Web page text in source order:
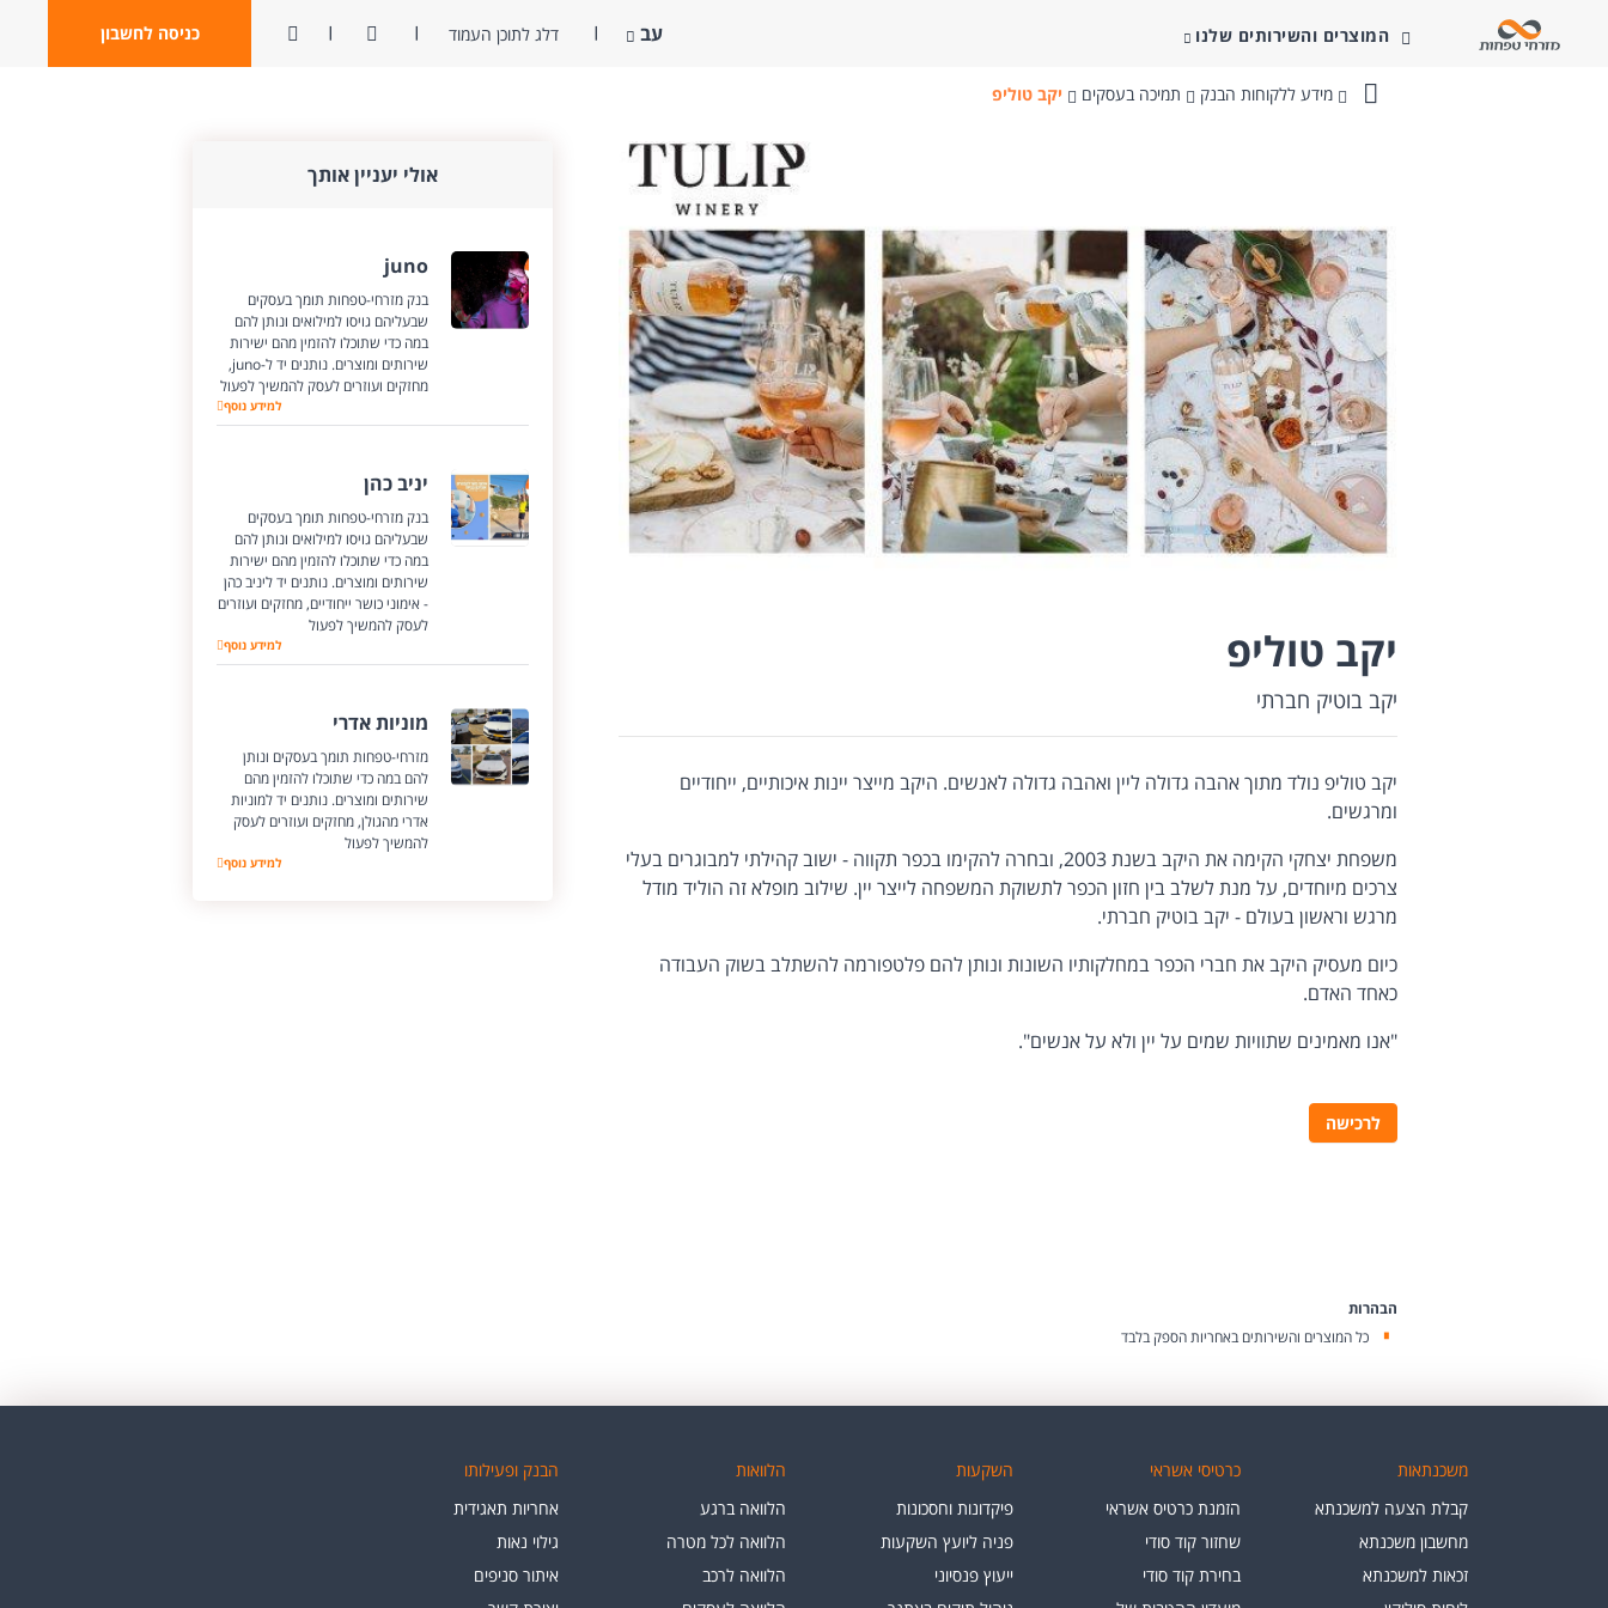
ניגודיות כניסה לחשבוןפתח חיפוש דלג לתוכן העמוד עב המוצרים והשירותים שלנו
מידע ללקוחות הבנק תמיכה בעסקים יקב טוליפ
יקב טוליפ
יקב בוטיק חברתי
יקב טוליפ נולד מתוך אהבה גדולה ליין ואהבה גדולה לאנשים. היקב מייצר יינות איכותיים, ייחודיים
ומרגשים.
משפחת יצחקי הקימה את היקב בשנת 2003, ובחרה להקימו בכפר תקווה - ישוב קהילתי למבוגרים בעלי
צרכים מיוחדים, על מנת לשלב בין חזון הכפר לתשוקת המשפחה לייצר יין. שילוב מופלא זה הוליד מודל
מרגש וראשון בעולם - יקב בוטיק חברתי.
כיום מעסיק היקב את חברי הכפר במחלקותיו השונות ונותן להם פלטפורמה להשתלב בשוק העבודה
כאחד האדם.
"אנו מאמינים שתוויות שמים על יין ולא על אנשים".
לרכישה
הבהרות
כל המוצרים והשירותים באחריות הספק בלבד
אולי יעניין אותך
juno
בנק מזרחי-טפחות תומך בעסקים
שבעליהם גויסו למילואים ונותן להם
במה כדי שתוכלו להזמין מהם ישירות
שירותים ומוצרים. נותנים יד ל-juno,
מחזקים ועוזרים לעסק להמשיך לפעול
למידע נוסף
יניב כהן
בנק מזרחי-טפחות תומך בעסקים
שבעליהם גויסו למילואים ונותן להם
במה כדי שתוכלו להזמין מהם ישירות
שירותים ומוצרים. נותנים יד ליניב כהן
- אימוני כושר ייחודיים, מחזקים ועוזרים
לעסק להמשיך לפעול
למידע נוסף
מוניות אדרי
מזרחי-טפחות תומך בעסקים ונותן
להם במה כדי שתוכלו להזמין מהם
שירותים ומוצרים. נותנים יד למוניות
אדרי מהגולן, מחזקים ועוזרים לעסק
להמשיך לפעול
מוניות אדרילמידע נוסף
משכנתאות
קבלת הצעה למשכנתא
מחשבון משכנתא
זכאות למשכנתא
כרטיסי אשראי
הזמנת כרטיס אשראי
שחזור קוד סודי
בחירת קוד סודי
השקעות
פיקדונות וחסכונות
פניה ליועץ השקעות
ייעוץ פנסיוני
הלוואות
הלוואה ברגע
הלוואה לכל מטרה
הלוואה לרכב
הבנק ופעילותו
אחריות תאגידית
גילוי נאות
איתור סניפים